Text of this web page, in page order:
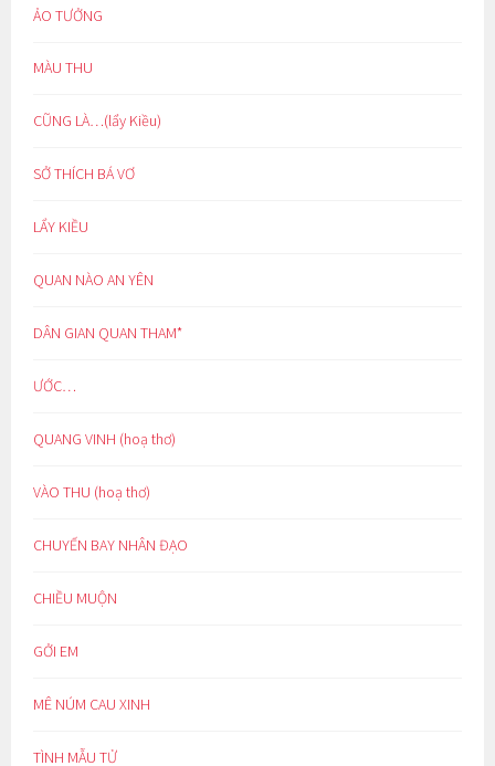
ẢO TƯỞNG
MÀU THU
CŨNG LÀ…(lẩy Kiều)
SỞ THÍCH BÁ VƠ
LẨY KIỀU
QUAN NÀO AN YÊN
DÂN GIAN QUAN THAM*
ƯỚC…
QUANG VINH (hoạ thơ)
VÀO THU (hoạ thơ)
CHUYẾN BAY NHÂN ĐẠO
CHIỀU MUỘN
GỞI EM
MÊ NÚM CAU XINH
TÌNH MẪU TỬ